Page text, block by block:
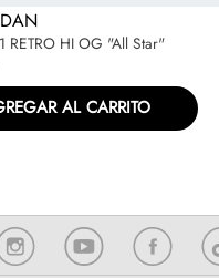
RETRO HI OG "All Star"
AL CARRITO